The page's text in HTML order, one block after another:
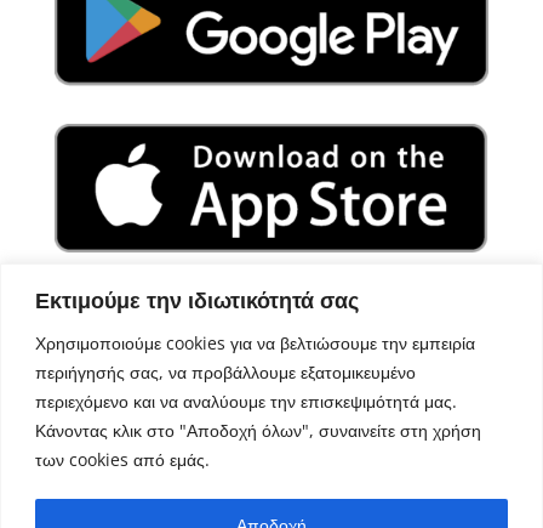
Εκτιμούμε την ιδιωτικότητά σας
Χρησιμοποιούμε cookies για να βελτιώσουμε την εμπειρία
περιήγησής σας, να προβάλλουμε εξατομικευμένο
περιεχόμενο και να αναλύουμε την επισκεψιμότητά μας.
Κάνοντας κλικ στο "Αποδοχή όλων", συναινείτε στη χρήση
των cookies από εμάς.